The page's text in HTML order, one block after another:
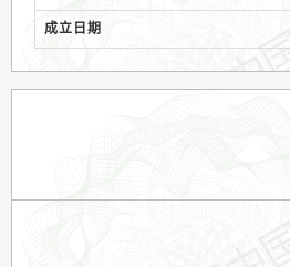
成立日期